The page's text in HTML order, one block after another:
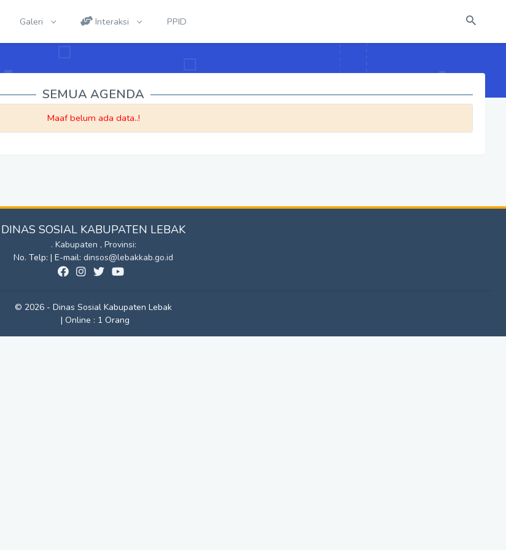
Galeri Interaksi PPID
SEMUA AGENDA
Maaf belum ada data..!
DINAS SOSIAL KABUPATEN LEBAK
. Kabupaten , Provinsi:
No. Telp: | E-mail: dinsos@lebakkab.go.id
© 2026 - Dinas Sosial Kabupaten Lebak
| Online : 1 Orang